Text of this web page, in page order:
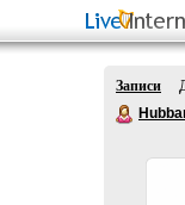
Записи